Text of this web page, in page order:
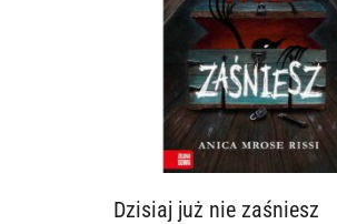
Dzisiaj już nie zaśniesz